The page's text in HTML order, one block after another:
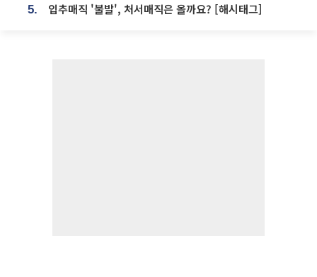
5. 입추매직 '불발', 처서매직은 올까요? [해시태그]